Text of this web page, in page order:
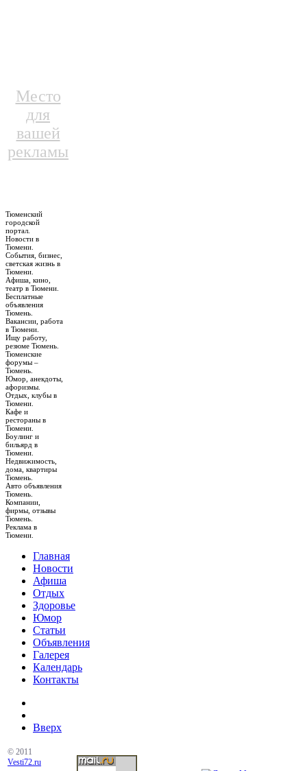
Место
для
вашей
рекламы
Тюменский
городской
портал.
Новости в
Тюмени.
События, бизнес,
светская жизнь в
Тюмени.
Афиша, кино,
театр в Тюмени.
Бесплатные
объявления
Тюмень.
Вакансии, работа
в Тюмени.
Ищу работу,
резюме Тюмень.
Тюменские
форумы –
Тюмень.
Юмор, анекдоты,
афоризмы.
Отдых, клубы в
Тюмени.
Кафе и
рестораны в
Тюмени.
Боулинг и
бильярд в
Тюмени.
Недвижимость,
дома, квартиры
Тюмень.
Авто объявления
Тюмень.
Компании,
фирмы, отзывы
Тюмень.
Реклама в
Тюмени.
Главная
Новости
Афиша
Отдых
Здоровье
Юмор
Статьи
Объявления
Галерея
Календарь
Контакты
Вверх
© 2011
Vesti72.ru